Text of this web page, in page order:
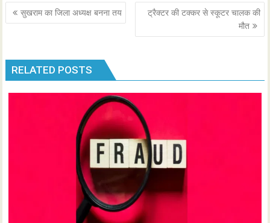
Post
navigation
सुखराम का जिला अध्यक्ष बनना तय
ट्रैक्टर की टक्कर से स्कूटर चालक की
मौत
RELATED POSTS